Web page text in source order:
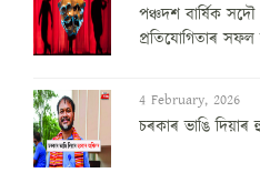
পঞ্চদশ বার্ষিক
প্রতিযোগিতাৰ সফল
4 February, 2026
চৰকাৰ ভাঙি